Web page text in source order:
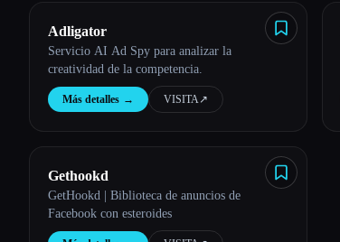
Adligator
Servicio AI Ad Spy para analizar la
creatividad de la competencia.
Más detalles → VISITA↗︎
Gethookd
GetHookd | Biblioteca de anuncios de
Facebook con esteroides